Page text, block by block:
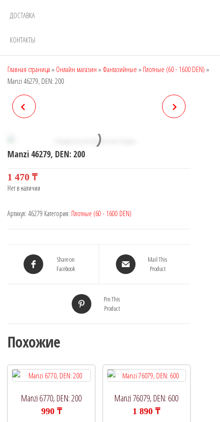
ДОСТАВКА
КОНТАКТЫ
Главная страница » Онлайн магазин » Фантазийные » Плотные (60 - 1600 DEN) »
Manzi 46279, DEN: 200
Manzi 46279, DEN: 200
1 470 ₸
Нет в наличии
Артикул: 46279 Категория: Плотные (60 - 1600 DEN)
Share on
Facebook
Mail This
Product
Pin This
Product
Похожие
Manzi 6770, DEN: 200
990 ₸
Manzi 76079, DEN: 600
1 890₸